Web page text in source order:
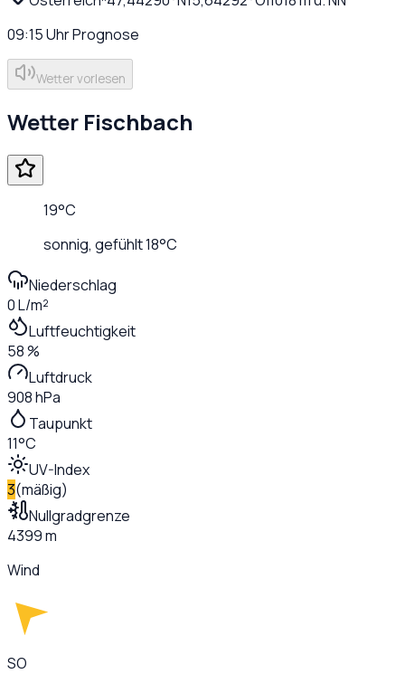
09:15UhrPrognose
Wetter vorlesen
Wetter Fischbach
19°C
sonnig, gefühlt18°C
Niederschlag
0 L/m²
Luftfeuchtigkeit
58 %
Luftdruck
908 hPa
Taupunkt
11°C
UV-Index
3(mäßig)
Nullgradgrenze
4399 m
Wind
SO